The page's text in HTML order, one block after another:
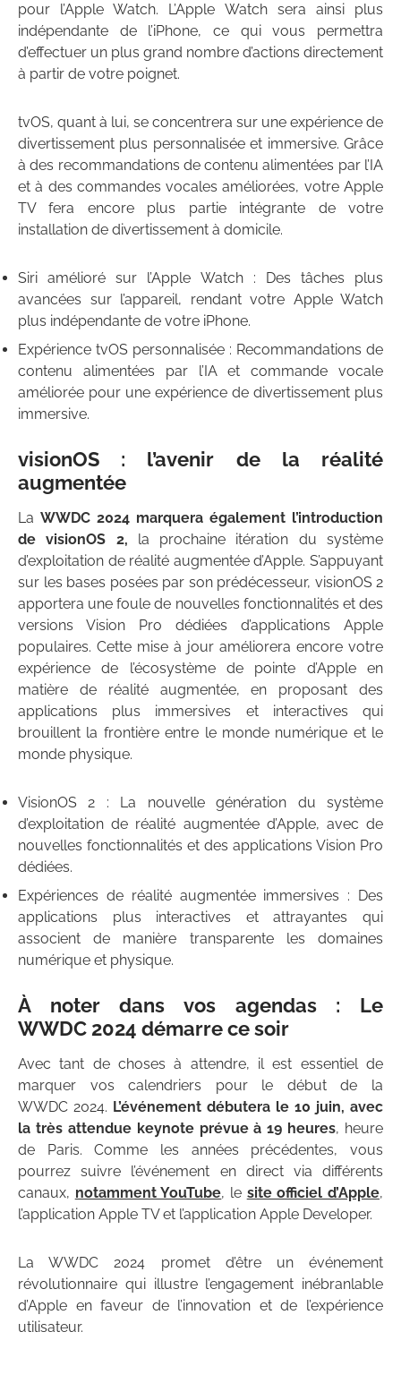
pour l’Apple Watch. L’Apple Watch sera ainsi plus
indépendante de l’iPhone, ce qui vous permettra
d’effectuer un plus grand nombre d’actions directement
à partir de votre poignet.
tvOS, quant à lui, se concentrera sur une expérience de
divertissement plus personnalisée et immersive. Grâce
à des recommandations de contenu alimentées par l’IA
et à des commandes vocales améliorées, votre Apple
TV fera encore plus partie intégrante de votre
installation de divertissement à domicile.
Siri amélioré sur l’Apple Watch : Des tâches plus
avancées sur l’appareil, rendant votre Apple Watch
plus indépendante de votre iPhone.
Expérience tvOS personnalisée : Recommandations de
contenu alimentées par l’IA et commande vocale
améliorée pour une expérience de divertissement plus
immersive.
visionOS : l’avenir de la réalité
augmentée
La WWDC 2024 marquera également l’introduction
de visionOS 2, la prochaine itération du système
d’exploitation de réalité augmentée d’Apple. S’appuyant
sur les bases posées par son prédécesseur, visionOS 2
apportera une foule de nouvelles fonctionnalités et des
versions Vision Pro dédiées d’applications Apple
populaires. Cette mise à jour améliorera encore votre
expérience de l’écosystème de pointe d’Apple en
matière de réalité augmentée, en proposant des
applications plus immersives et interactives qui
brouillent la frontière entre le monde numérique et le
monde physique.
VisionOS 2 : La nouvelle génération du système
d’exploitation de réalité augmentée d’Apple, avec de
nouvelles fonctionnalités et des applications Vision Pro
dédiées.
Expériences de réalité augmentée immersives : Des
applications plus interactives et attrayantes qui
associent de manière transparente les domaines
numérique et physique.
À noter dans vos agendas : Le
WWDC 2024 démarre ce soir
Avec tant de choses à attendre, il est essentiel de
marquer vos calendriers pour le début de la
WWDC 2024. L’événement débutera le 10 juin, avec
la très attendue keynote prévue à 19 heures, heure
de Paris. Comme les années précédentes, vous
pourrez suivre l’événement en direct via différents
canaux, notamment YouTube, le site officiel d’Apple,
l’application Apple TV et l’application Apple Developer.
La WWDC 2024 promet d’être un événement
révolutionnaire qui illustre l’engagement inébranlable
d’Apple en faveur de l’innovation et de l’expérience
utilisateur.